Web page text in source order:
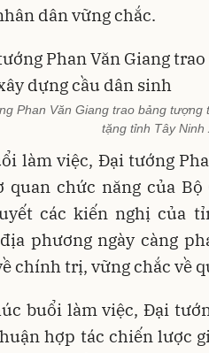
dân vững chắc.
Phan Văn Giang trao bảng
tặng tỉnh Tây
làm việc, Đại tướng
quan chức năng của
các kiến nghị của
phương ngày càng
chính trị, vững chắc về
buổi làm việc, Đại
hợp tác chiến lược